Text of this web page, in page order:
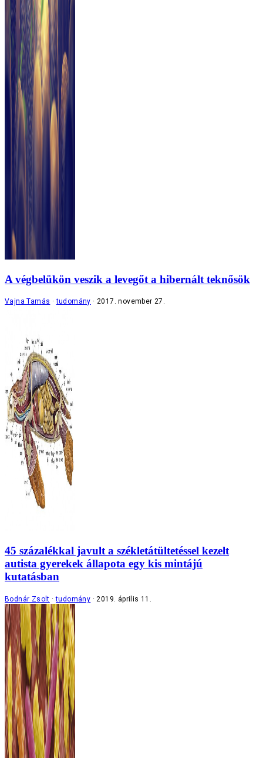
A végbelükön veszik a levegőt a hibernált teknősök
Vajna Tamás tudomány 2017. november 27.
45 százalékkal javult a székletátültetéssel kezelt
autista gyerekek állapota egy kis mintájú
kutatásban
Bodnár Zsolt tudomány 2019. április 11.